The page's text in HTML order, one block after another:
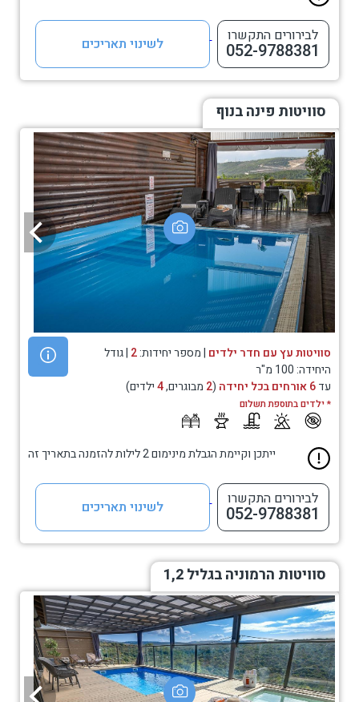
לבירורים התקשרו
052-9788381 לשינוי תאריכים
סוויטות פינה בנוף
סוויטות עץ עם חדר ילדים | מספר יחידות:2 | גודל
היחידה: 100 מ"ר
עד6 אורחים בכל יחידה (
2 מבוגרים,4ילדים)
* ילדים בתוספת תשלום
ייתכן וקיימת הגבלת מינימום 2 לילות להזמנה בתאריך זה
לבירורים התקשרו
052-9788381 לשינוי תאריכים
סוויטות הרמוניה בגליל 1,2